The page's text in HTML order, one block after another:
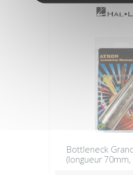
Bottleneck
(longueur